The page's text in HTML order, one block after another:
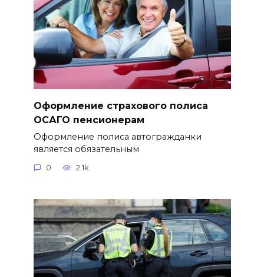
Оформление страхового полиса
ОСАГО пенсионерам
Оформление полиса автогражданки
является обязательным
0 2.1k.